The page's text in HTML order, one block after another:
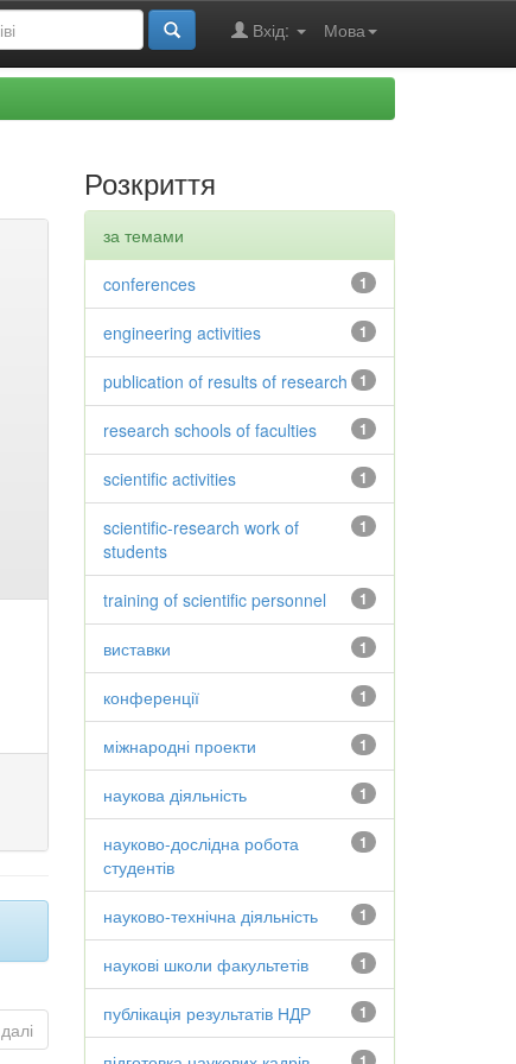
Мова
Вхід:
далі
Розкриття
за темами
1
conferences
1
engineering activities
1
publication of results of research
1
research schools of faculties
1
scientific activities
1
scientific-research work of
students
1
training of scientific personnel
1
виставки
1
конференції
1
міжнародні проекти
1
наукова діяльність
1
науково-дослідна робота
студентів
1
науково-технічна діяльність
1
наукові школи факультетів
1
публікація результатів НДР